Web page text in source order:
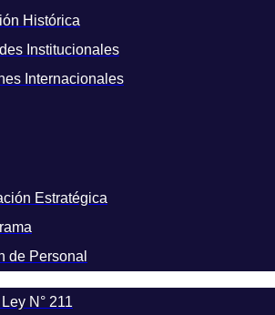
Histórica
Institucionales
Internacionales
Estratégica
de Personal
N° 211